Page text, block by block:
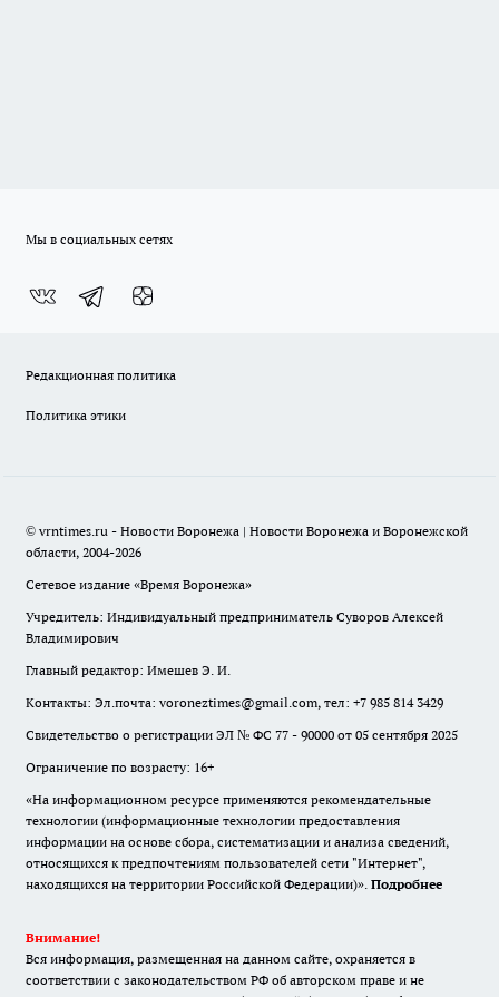
Мы в социальных сетях
Редакционная политика
Политика этики
© vrntimes.ru - Новости Воронежа | Новости Воронежа и Воронежской
области, 2004-2026
Сетевое издание «Время Воронежа»
Учредитель: Индивидуальный предприниматель Суворов Алексей
Владимирович
Главный редактор: Имешев Э. И.
Контакты: Эл.почта: voroneztimes@gmail.com, тел: +7 985 814 3429
Свидетельство о регистрации ЭЛ № ФС 77 - 90000 от 05 сентября 2025
Ограничение по возрасту: 16+
«На информационном ресурсе применяются рекомендательные
технологии (информационные технологии предоставления
информации на основе сбора, систематизации и анализа сведений,
относящихся к предпочтениям пользователей сети "Интернет",
находящихся на территории Российской Федерации)». Подробнее
Внимание!
Вся информация, размещенная на данном сайте, охраняется в
соответствии с законодательством РФ об авторском праве и не